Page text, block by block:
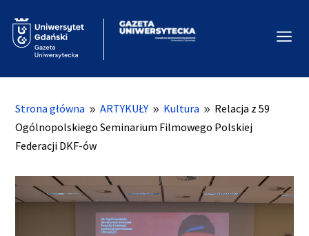
a
Strona główna 9 ARTYKUŁY 9 Kultura 9 Relacja z 59
Ogólnopolskiego Seminarium Filmowego Polskiej
Federacji DKF-ów